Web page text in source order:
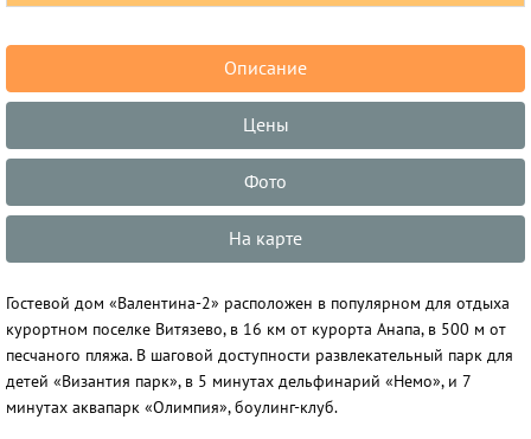
Описание
Цены
Фото
На карте
Гостевой дом «Валентина-2» расположен в популярном для отдыха
курортном поселке Витязево, в 16 км от курорта Анапа, в 500 м от
песчаного пляжа. В шаговой доступности развлекательный парк для
детей «Византия парк», в 5 минутах дельфинарий «Немо», и 7
минутах аквапарк «Олимпия», боулинг-клуб.